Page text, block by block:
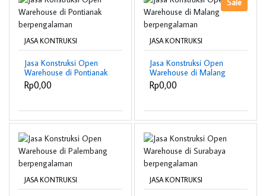
JASA KONTRUKSI
Jasa Konstruksi Open
Warehouse di Pontianak
berpengalaman
Rp0,00
JASA KONTRUKSI
Jasa Konstruksi Open
Warehouse di Malang
berpengalaman
Rp0,00
JASA KONTRUKSI JASA KONTRUKSI